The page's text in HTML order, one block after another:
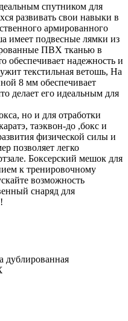
спутником для
развивать свои навыки в
армированного
имеет подвесные лямки из
ПВХ тканью в
обеспечивает надежность и
текстильная ветошь, На
8 мм обеспечивает
делает его идеальным для
но и для отработки
таэквон-до ,бокс и
физической силы и
позволяет легко
Боксерский мешок для
к тренировочному
возможность
снаряд для
дублированная